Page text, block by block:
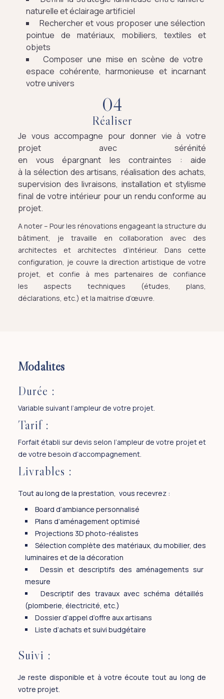
naturelle et éclairage artificiel
Rechercher et vous proposer une sélection
pointue de matériaux, mobiliers, textiles et
objets
Composer une mise en scène de votre
espace cohérente, harmonieuse et incarnant
votre univers
04
Réaliser
Je vous accompagne pour donner vie à votre
projet avec sérénité
en vous épargnant les contraintes : aide
à la sélection des artisans, réalisation des achats,
supervision des livraisons, installation et stylisme
final de votre intérieur pour un rendu conforme au
projet.
A noter – Pour les rénovations engageant la structure du
bâtiment, je travaille en collaboration avec des
architectes et architectes d’intérieur. Dans cette
configuration, je couvre la direction artistique de votre
projet, et confie à mes partenaires de confiance
les aspects techniques (études, plans,
déclarations, etc.) et la maitrise d’œuvre.
Modalités
Durée :
Variable suivant l’ampleur de votre projet.
Tarif :
Forfait établi sur devis selon l’ampleur de votre projet et
de votre besoin d’accompagnement.
Livrables :
Tout au long de la prestation, vous recevrez :
Board d’ambiance personnalisé
Plans d’aménagement optimisé
Projections 3D photo-réalistes
Sélection complète des matériaux, du mobilier, des
luminaires et de la décoration
Dessin et descriptifs des aménagements sur
mesure
Descriptif des travaux avec schéma détaillés
(plomberie, électricité, etc.)
Dossier d’appel d’offre aux artisans
Liste d’achats et suivi budgétaire
Suivi :
Je reste disponible et à votre écoute tout au long de
votre projet.